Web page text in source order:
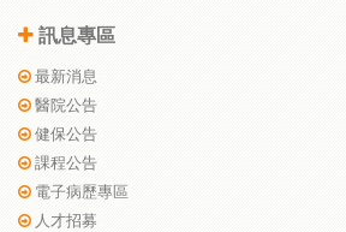
訊息專區
最新消息
醫院公告
健保公告
課程公告
電子病歷專區
人才招募